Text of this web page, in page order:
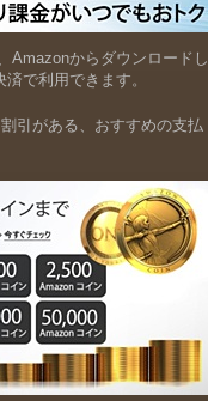
Amazonからダウンロードし
で利用できます。
引がある、おすすめの支払